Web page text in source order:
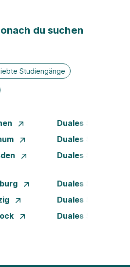
du suchen
Studiengänge
Duales Studium
Duales Studium
Duales Studium
Duales Studium
Duales Studium
Duales Studium